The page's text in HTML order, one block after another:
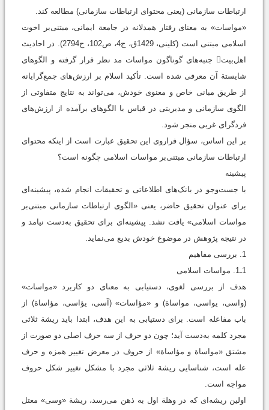
ارتباطات سازمانی (یعنی محتوای ارتباطات سازمانی) مطالعه کند.
«مواسات» به معنای رفتار همدلانه در جامعة ایمانی، مبتنی‌بر اخوت
اسلامی مبتنی است ‏(کلینی، 1429ق، ج4، ص102، ح2794). در احادیث
اهل‌بیت جنبه‌های گوناگون مواسات مد نظر قرار گرفته و الگوهای
شایستة آن معرفی شده است. تأکید اسلام بر ارزش‌های جمع‌گرایانه
از طریق مبانی خاص و معنوی خودش، می‌تواند به نتایج متفاوتی از
الگوی سازمانی و مدیریتی در قیاس با الگوهای برآمده از ارزش‌های
فردگرای غربی منجر شود.
بر این اساس، سؤال فراروی این تحقیق عبارت است از اینکه محتوای
ارتباطات سازمانی مبتنی‌بر مواسات اسلامی چگونه است؟
پيشينه
با جست‌وجو در بانک‌های اطلاعاتی و تحقیقات انجام شده، پیشینه‌ای
برای عنوان تحقیق حاضر، یعنی «الگوی ارتباطات سازمانی مبتنی‌بر
مواسات اسلامی» یافت نشد. پیشینه‌ای برای تحقیق به‌دست نیامد و
در نتیجه پژوهش در موضوع خودش بدیع می‌نماید.
1. بررسی مفاهيم
1ـ1. مواسات اسلامی
هدف از بررسی لغوی، دستیابی به معنای دو کاربرد «مواسات»
(واسی، یواسی، مواساة) و «مؤاسات» (آسی، یؤاسی، مؤاساة) از
باب مفاعله است. برای دستیابی به این هدف، ابتدا باید ریشة ثلاثی
مجرد کلمه به‌دست آید؛ چون دو حرف از سه حرف اصلی دو صورت از
مشتق «مواساة و مؤاساة» از حروف در معرض تغییر همزه و حرف
عله است، شناسایی ریشة ثلاثی مجرد با مشکل تغییر شکل حروف
مواجه است.
اولین ریشه‌ای که در وهلة اول به ذهن می‌رسد، ریشة «وسی» معتل